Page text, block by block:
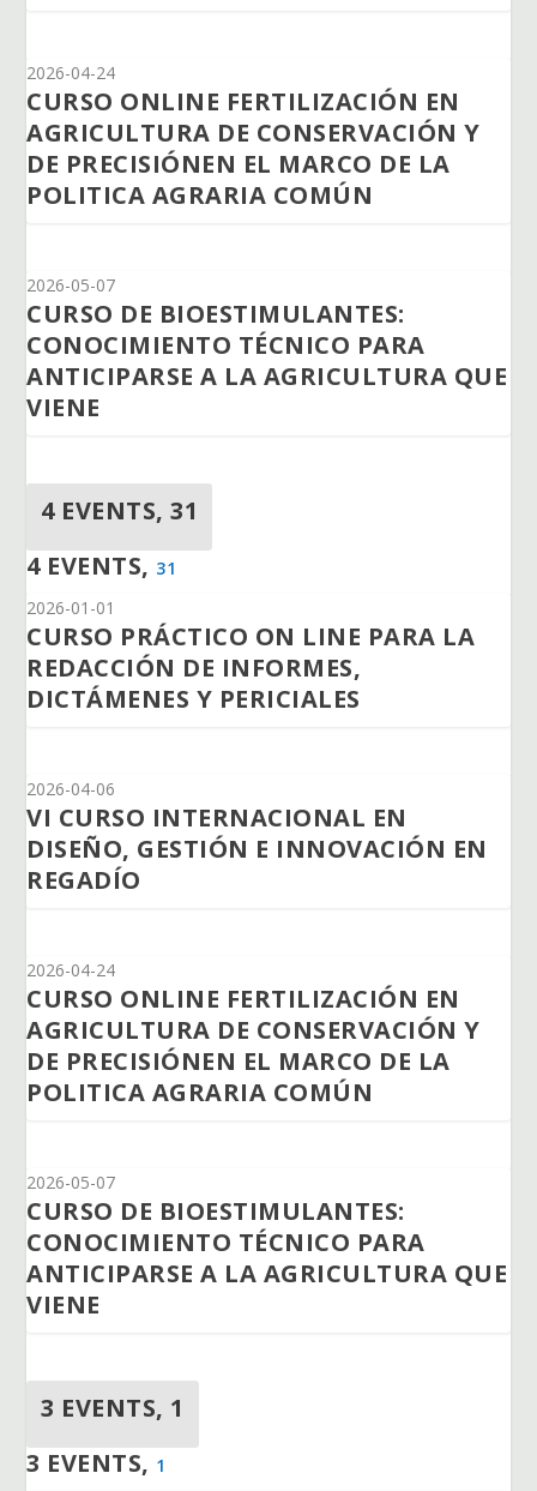
2026-04-24
CURSO ONLINE FERTILIZACIÓN EN
AGRICULTURA DE CONSERVACIÓN Y
DE PRECISIÓNEN EL MARCO DE LA
POLITICA AGRARIA COMÚN
2026-05-07
CURSO DE BIOESTIMULANTES:
CONOCIMIENTO TÉCNICO PARA
ANTICIPARSE A LA AGRICULTURA QUE
VIENE
4 EVENTS,31
4 EVENTS, 31
2026-01-01
CURSO PRÁCTICO ON LINE PARA LA
REDACCIÓN DE INFORMES,
DICTÁMENES Y PERICIALES
2026-04-06
VI CURSO INTERNACIONAL EN
DISEÑO, GESTIÓN E INNOVACIÓN EN
REGADÍO
2026-04-24
CURSO ONLINE FERTILIZACIÓN EN
AGRICULTURA DE CONSERVACIÓN Y
DE PRECISIÓNEN EL MARCO DE LA
POLITICA AGRARIA COMÚN
2026-05-07
CURSO DE BIOESTIMULANTES:
CONOCIMIENTO TÉCNICO PARA
ANTICIPARSE A LA AGRICULTURA QUE
VIENE
3 EVENTS, 1
3 EVENTS, 1